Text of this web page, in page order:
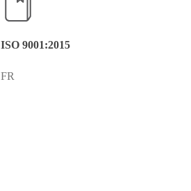
ISO 9001:2015
FR